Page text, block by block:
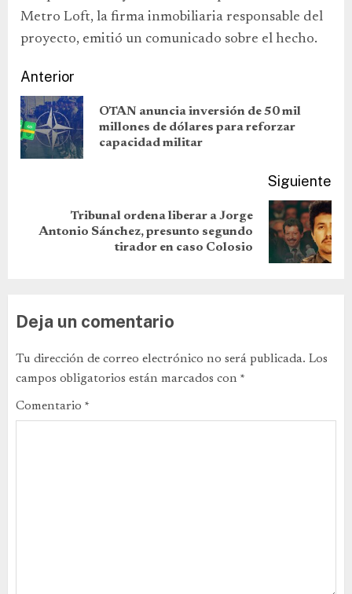
Metro Loft, la firma inmobiliaria responsable del
proyecto, emitió un comunicado sobre el hecho.
Anterior
OTAN anuncia inversión de 50 mil
millones de dólares para reforzar
capacidad militar
Siguiente
Tribunal ordena liberar a Jorge
Antonio Sánchez, presunto segundo
tirador en caso Colosio
Deja un comentario
Tu dirección de correo electrónico no será publicada. Los
campos obligatorios están marcados con *
Comentario *